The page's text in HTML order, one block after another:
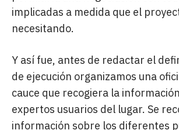
implicadas a medida que el
necesitando.
Y así fue, antes de redactar el
de ejecución organizamos una
cauce que recogiera la
expertos usuarios del lugar. Se
información sobre los diferentes